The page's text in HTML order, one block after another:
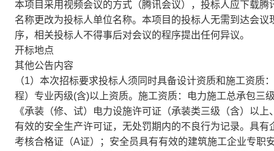
本项目采用视频会议的方式（腾讯会议），投标人应下载
名称更改为投标人单位名称。本项目的投标人无需到达会
序，相关投标人不得事后对会议的程序提出任何异议。
开标地点
其他公告内容
（1）本次招标要求投标人须同时具备设计资质和施工资
程）专业丙级(含)以上资质。施工资质：电力施工总承包三
《承装（修、试）电力设施许可证（承装类三级（含）以
有效的安全生产许可证，无处罚期内的不良行为记录。具
考核合格证（A证）；安全员具有有效的建筑施工企业专职